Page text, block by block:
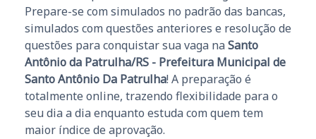
Prepare-se com simulados no padrão das bancas,
simulados com questões anteriores e resolução de
questões para conquistar sua vaga na Santo
Antônio da Patrulha/RS - Prefeitura Municipal de
Santo Antônio Da Patrulha! A preparação é
totalmente online, trazendo flexibilidade para o
seu dia a dia enquanto estuda com quem tem
maior índice de aprovação.